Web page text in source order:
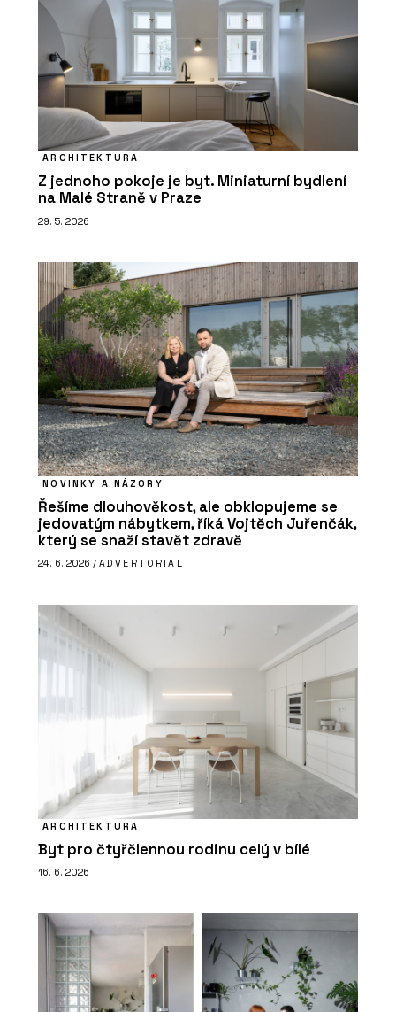
ARCHITEKTURA
Z jednoho pokoje je byt. Miniaturní bydlení
na Malé Straně v Praze
29. 5. 2026
NOVINKY A NÁZORY
Řešíme dlouhověkost, ale obklopujeme se
jedovatým nábytkem, říká Vojtěch Juřenčák,
který se snaží stavět zdravě
24. 6. 2026 / ADVERTORIAL
ARCHITEKTURA
Byt pro čtyřčlennou rodinu celý v bílé
16. 6. 2026